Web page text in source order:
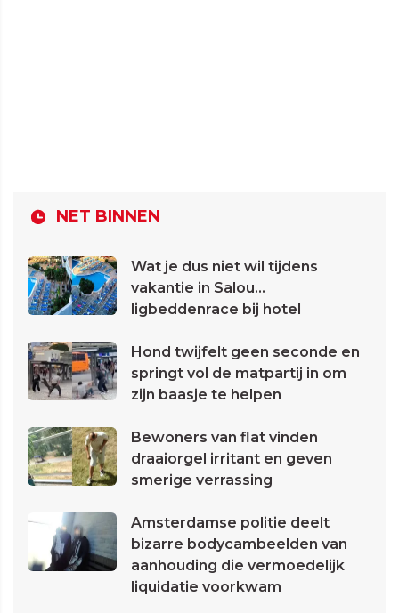
NET BINNEN
Wat je dus niet wil tijdens
vakantie in Salou...
ligbeddenrace bij hotel
Hond twijfelt geen seconde en
springt vol de matpartij in om
zijn baasje te helpen
Bewoners van flat vinden
draaiorgel irritant en geven
smerige verrassing
Amsterdamse politie deelt
bizarre bodycambeelden van
aanhouding die vermoedelijk
liquidatie voorkwam